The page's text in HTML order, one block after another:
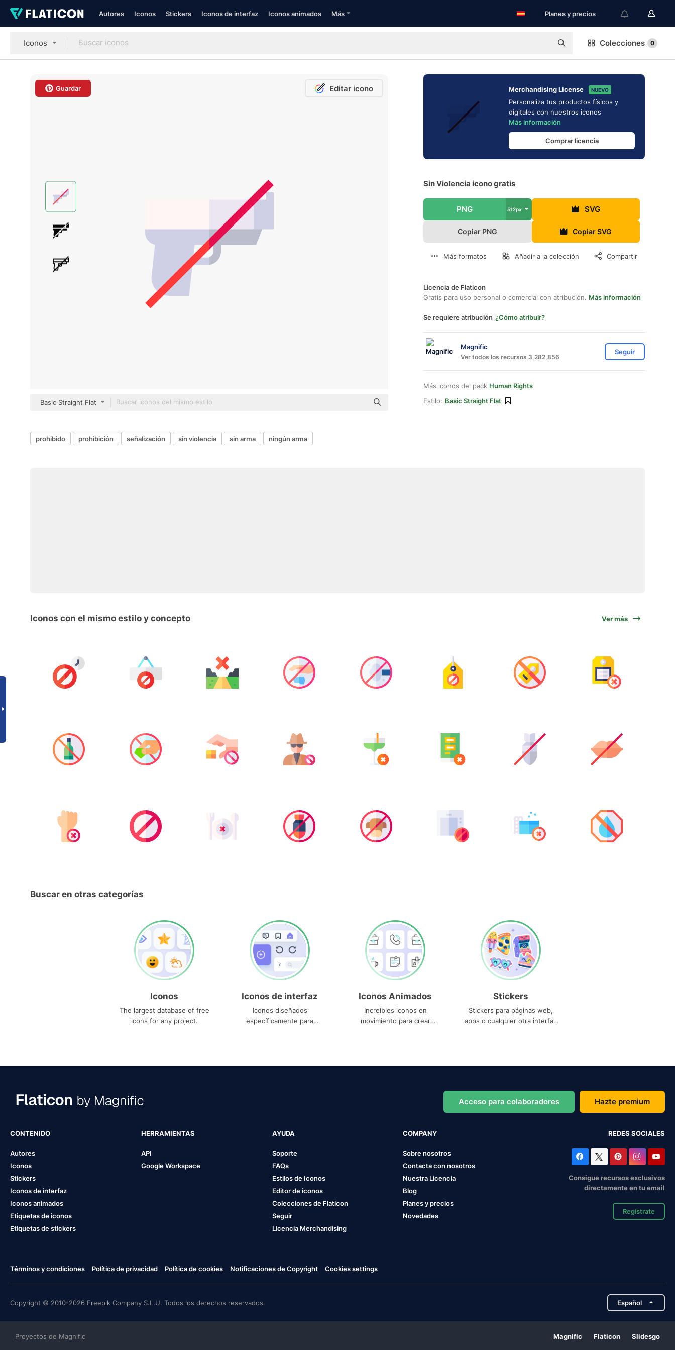
Autores Iconos Stickers Iconos de interfaz Iconos animados Más Planes y precios
Iconos Colecciones 0
Guardar Editar icono
Basic Straight Flat
Merchandising License NUEVO
Personaliza tus productos físicos y
digitales con nuestros iconos
Más información
Comprar licencia
Sin Violencia icono gratis
PNG 512px SVG
Copiar PNG Copiar SVG
Más formatos Añadir a la colección Compartir
Licencia de Flaticon
Gratis para uso personal o comercial con atribución. Más información
Se requiere atribución ¿Cómo atribuir?
Magnific
Ver todos los recursos 3,282,856
Seguir
Más iconos del pack Human Rights
Estilo: Basic Straight Flat
prohibido prohibición señalización sin violencia sin arma ningún arma
Iconos con el mismo estilo y concepto Ver más
Buscar en otras categorías
Iconos
The largest database of free
icons for any project.
Iconos de interfaz
Iconos diseñados
específicamente para
Iconos Animados
Increíbles iconos en
movimiento para crear
Stickers
Stickers para páginas web,
apps o cualquier otra interfaz
Acceso para colaboradores Hazte premium
CONTENIDO
Autores
Iconos
Stickers
Iconos de interfaz
Iconos animados
Etiquetas de iconos
Etiquetas de stickers
HERRAMIENTAS
API
Google Workspace
AYUDA
Soporte
FAQs
Estilos de Iconos
Editor de iconos
Colecciones de Flaticon
Seguir
Licencia Merchandising
COMPANY
Sobre nosotros
Contacta con nosotros
Nuestra Licencia
Blog
Planes y precios
Novedades
REDES SOCIALES
Consigue recursos exclusivos
directamente en tu email
Regístrate
Términos y condiciones Política de privacidad Política de cookies Notificaciones de Copyright Cookies settings
Copyright © 2010-2026 Freepik Company S.L.U. Todos los derechos reservados. Español
Proyectos de Magnific Magnific Flaticon Slidesgo